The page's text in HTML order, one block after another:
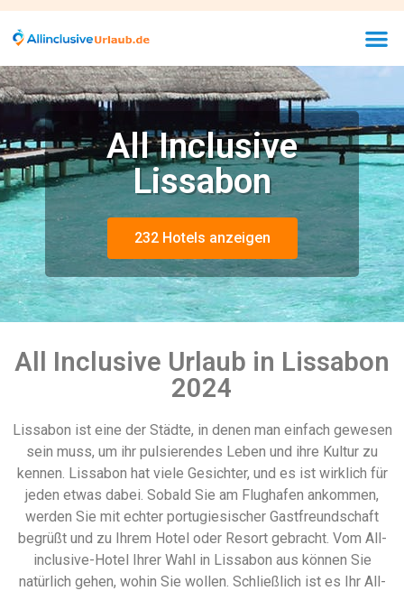
All Inclusive
Lissabon
232 Hotels anzeigen
All Inclusive Urlaub in Lissabon
2024
Lissabon ist eine der Städte, in denen man einfach gewesen
sein muss, um ihr pulsierendes Leben und ihre Kultur zu
kennen. Lissabon hat viele Gesichter, und es ist wirklich für
jeden etwas dabei. Sobald Sie am Flughafen ankommen,
werden Sie mit echter portugiesischer Gastfreundschaft
begrüßt und zu Ihrem Hotel oder Resort gebracht. Vom All-
inclusive-Hotel Ihrer Wahl in Lissabon aus können Sie
natürlich gehen, wohin Sie wollen. Schließlich ist es Ihr All-